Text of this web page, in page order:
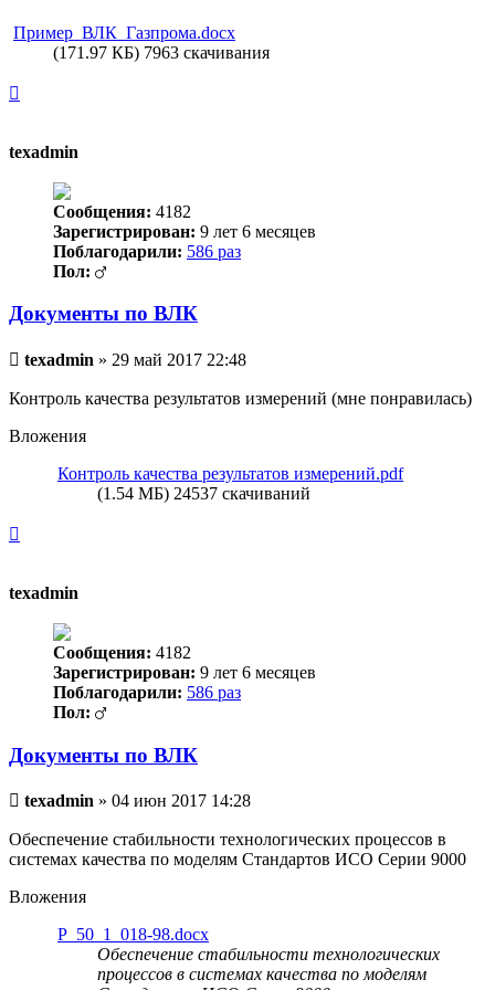
Пример_ВЛК_Газпрома.docx
(171.97 КБ) 7963 скачивания
texadmin
Сообщения: 4182
Зарегистрирован: 9 лет 6 месяцев
Поблагодарили: 586 раз
Пол:
Документы по ВЛК
Непрочитанное
texadmin » 29 май 2017 22:48
Контроль качества результатов измерений (мне понравилась)
Вложения
Контроль качества результатов измерений.pdf
(1.54 МБ) 24537 скачиваний
texadmin
Сообщения: 4182
Зарегистрирован: 9 лет 6 месяцев
Поблагодарили: 586 раз
Пол:
Документы по ВЛК
Непрочитанное
texadmin » 04 июн 2017 14:28
Обеспечение стабильности технологических процессов в
системах качества по моделям Стандартов ИСО Серии 9000
Вложения
Р_50_1_018-98.docx
Обеспечение стабильности технологических
процессов в системах качества по моделям